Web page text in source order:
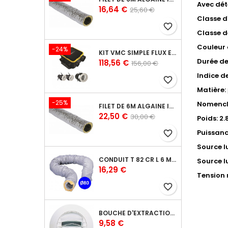
Prix
16,64 € Prix
25,60 €
favorite_border
-24% KIT VMC SIMPLE FLUX EASYHOME AUTORÉGLABLE COMPACT LIVRÉ AVEC 3 GRILLES DE VENTILATION BIP
Prix
118,56 € Prix
156,00 €
favorite_border
-25% FILET DE 6M ALGAINE ISOLÉE DIAMÈTRE 160 MM, CONDUITS SOUPLES PLASTIQUE POUR RÉSEAU DE VENTILATION EN MAISON INDIVIDUELLE
Prix
22,50 € Prix
30,00 €
favorite_border
CONDUIT T 82 CR L 6 M - SOUPLE PVC CALORIFUGE 6 M DIAMÈTRE 80 - CONDUIT POUR INSTALLATION VMC EN MAISON INDIVIDUELLE
Prix
16,29 €
favorite_border
BOUCHE D'EXTRACTION AUTORÉGLABLE WC 30 M³/H DIAMÈTRE 125 MM POUR VMC COLLECTIVE - MANCHETTE COURTE PLASTIQUE AVEC JOINT
Prix
9,58 €
Avec
Classe
Classe
Durée
Indice
Poids:
Source
Source
Tension